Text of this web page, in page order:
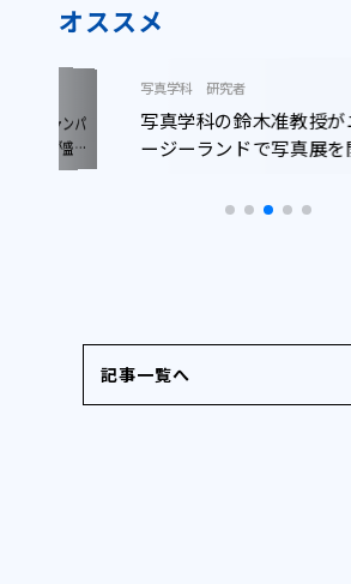
オススメ
准教授がニュ
写真展を開催
演劇学科 ニュース
演劇学科生がパリで国
制作に参加！
記事一覧へ